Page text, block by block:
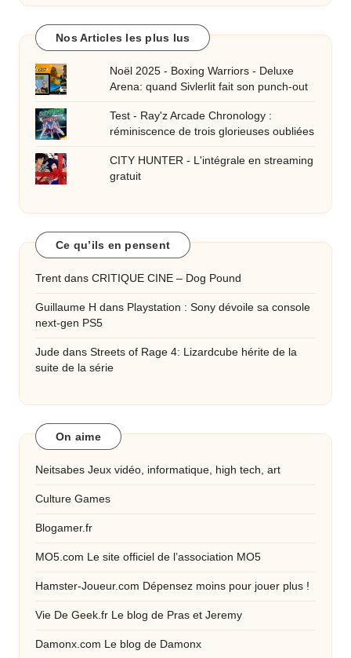
Nos Articles les plus lus
Noël 2025 - Boxing Warriors - Deluxe
Arena: quand Sivlerlit fait son punch-out
Test - Ray'z Arcade Chronology :
réminiscence de trois glorieuses oubliées
CITY HUNTER - L'intégrale en streaming
gratuit
Ce qu’ils en pensent
Trent dans CRITIQUE CINE – Dog Pound
Guillaume H dans Playstation : Sony dévoile sa console
next-gen PS5
Jude dans Streets of Rage 4: Lizardcube hérite de la
suite de la série
On aime
Neitsabes Jeux vidéo, informatique, high tech, art
Culture Games
Blogamer.fr
MO5.com Le site officiel de l’association MO5
Hamster-Joueur.com Dépensez moins pour jouer plus !
Vie De Geek.fr Le blog de Pras et Jeremy
Damonx.com Le blog de Damonx